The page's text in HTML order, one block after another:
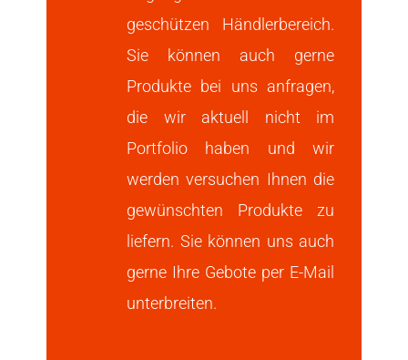
geschützen Händlerbereich.
Sie können auch gerne
Produkte bei uns anfragen,
die wir aktuell nicht im
Portfolio haben und wir
werden versuchen Ihnen die
gewünschten Produkte zu
liefern. Sie können uns auch
gerne Ihre Gebote per E-Mail
unterbreiten.